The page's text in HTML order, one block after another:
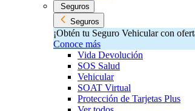
Seguros
Seguros
¡Obtén tu Seguro Vehicular con
Conoce más
Vida Devolución
SOS Salud
Vehicular
SOAT Virtual
Protección de Tarjetas Plus